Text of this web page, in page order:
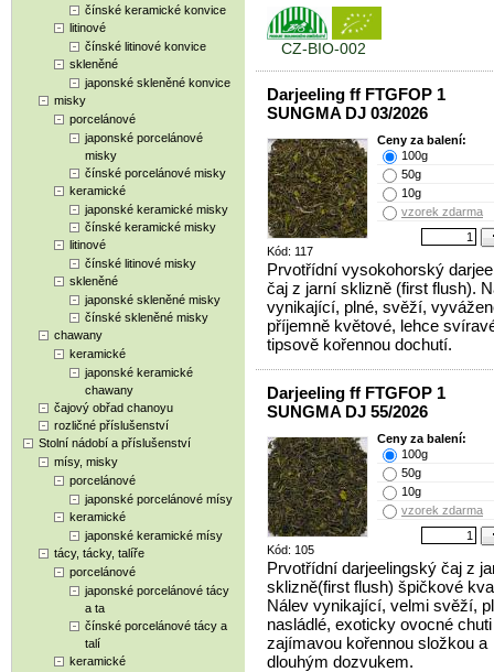
čínské keramické konvice
litinové
čínské litinové konvice
skleněné
japonské skleněné konvice
misky
porcelánové
japonské porcelánové
misky
čínské porcelánové misky
keramické
japonské keramické misky
čínské keramické misky
litinové
čínské litinové misky
skleněné
japonské skleněné misky
čínské skleněné misky
chawany
keramické
japonské keramické
chawany
čajový obřad chanoyu
rozličné příslušenství
Stolní nádobí a příslušenství
mísy, misky
porcelánové
japonské porcelánové mísy
keramické
japonské keramické mísy
tácy, tácky, talíře
porcelánové
japonské porcelánové tácy
a ta
čínské porcelánové tácy a
talí
keramické
CZ-BIO-002
Darjeeling ff FTGFOP 1
SUNGMA DJ 03/2026
Kód: 117
Ceny za balení:
100g
50g
10g
vzorek zdarma
Prvotřídní vysokohorský
čaj z jarní sklizně (first flush).
vynikající, plné, svěží,
příjemně květové, lehce
tipsově kořennou dochutí.
Darjeeling ff FTGFOP 1
SUNGMA DJ 55/2026
Kód: 105
Ceny za balení:
100g
50g
10g
vzorek zdarma
Prvotřídní darjeelingský čaj z
sklizně(first flush) špičkové
Nálev vynikající, velmi svěží,
nasládlé, exoticky ovocné
zajímavou kořennou složkou a
dlouhým dozvukem.